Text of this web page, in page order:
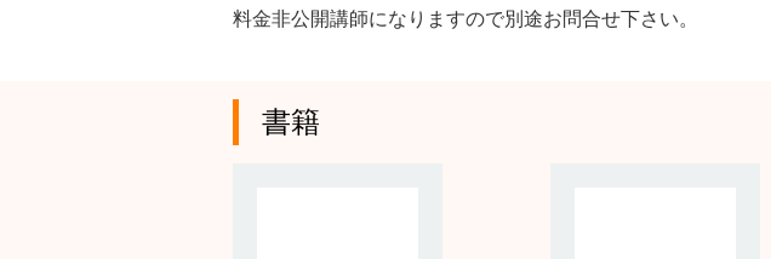
料金非公開講師になりますので別途お問合せ下さい。
書籍